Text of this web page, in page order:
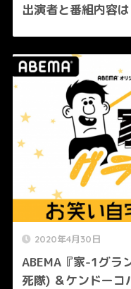
出演者と番組内容は
2020年4月30日
ABEMA『家-1グラ
死隊) ＆ケンドーコ